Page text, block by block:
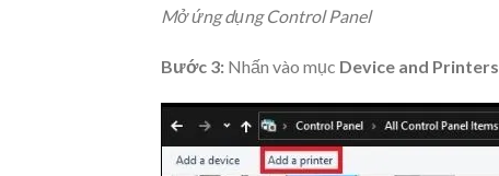
Mở ứng dụng Control Panel
Bước 3: Nhấn vào mục Device and Printers